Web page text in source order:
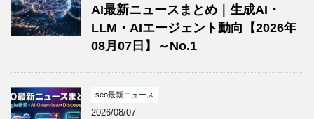
AI最新ニュースまとめ｜生成AI・
LLM・AIエージェント動向【2026年
08月07日】～No.1
seo最新ニュース
2026/08/07